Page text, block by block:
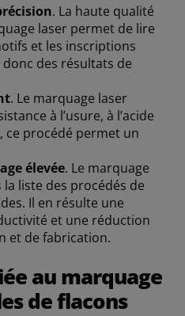
. La haute qualité
laser permet de lire
et les inscriptions
des résultats de
. Le marquage laser
à l’usure, à l’acide
ce procédé permet un
élevée. Le marquage
liste des procédés de
Il en résulte une
et une réduction
et de fabrication.
au marquage
de flacons